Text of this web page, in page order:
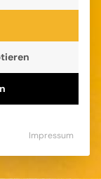
Welt
Impressum